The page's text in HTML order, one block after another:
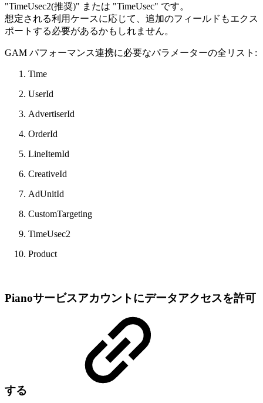
"TimeUsec2(推奨)" または "TimeUsec" です。
想定される利用ケースに応じて、追加のフィールドもエクス
ポートする必要があるかもしれません。
GAM パフォーマンス連携に必要なパラメーターの全リスト:
Time
UserId
AdvertiserId
OrderId
LineItemId
CreativeId
AdUnitId
CustomTargeting
TimeUsec2
Product
Pianoサービスアカウントにデータアクセスを許可
する